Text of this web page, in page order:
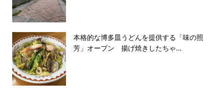
本格的な博多皿うどんを提供する「味の照
芳」オープン 揚げ焼きしたちゃ...